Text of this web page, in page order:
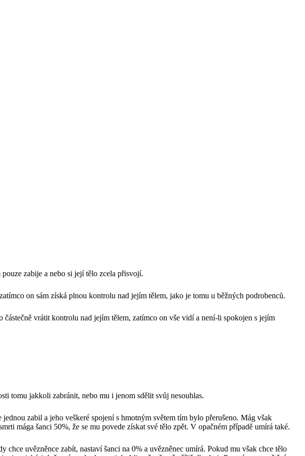
zabije a nebo si její tělo zcela přisvojí.
on sám získá plnou kontrolu nad jejím tělem, jako je tomu u běžných podrobenců.
vrátit kontrolu nad jejím tělem, zatímco on vše vidí a není-li spokojen s jejím
tomu jakkoli zabránit, nebo mu i jenom sdělit svůj nesouhlas.
zabil a jeho veškeré spojení s hmotným světem tím bylo přerušeno. Mág však
mága šanci 50%, že se mu povede získat své tělo zpět. V opačném případě umírá také.
uvězněnce zabít, nastaví šanci na 0% a uvězněnec umírá. Pokud mu však chce tělo